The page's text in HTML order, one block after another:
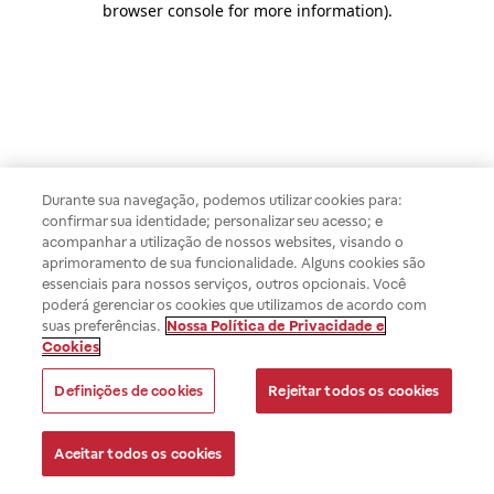
browser console for more information).
Durante sua navegação, podemos utilizar cookies para:
confirmar sua identidade; personalizar seu acesso; e
acompanhar a utilização de nossos websites, visando o
aprimoramento de sua funcionalidade. Alguns cookies são
essenciais para nossos serviços, outros opcionais. Você
poderá gerenciar os cookies que utilizamos de acordo com
suas preferências. Nossa Política de Privacidade e
Cookies
Definições de cookies Rejeitar todos os cookies
Aceitar todos os cookies